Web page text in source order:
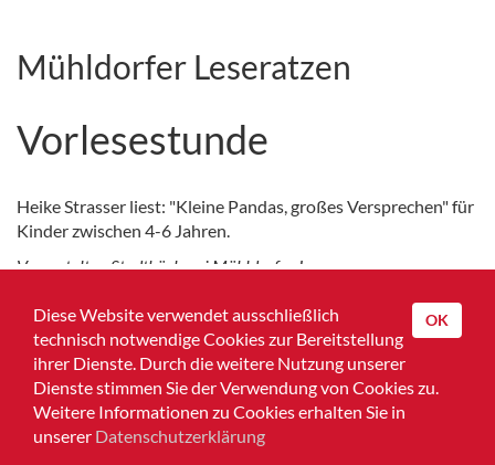
Mühldorfer Leseratzen
Vorlesestunde
Heike Strasser liest: "Kleine Pandas, großes Versprechen" für
Kinder zwischen 4-6 Jahren.
Veranstalter: Stadtbücherei Mühldorf a. Inn
Zurück zur Übersicht
Home
Impressum
OK
Diese Website verwendet ausschließlich
technisch notwendige Cookies zur Bereitstellung
ihrer Dienste. Durch die weitere Nutzung unserer
Dienste stimmen Sie der Verwendung von Cookies zu.
Weitere Informationen zu Cookies erhalten Sie in
unserer Datenschutzerklärung